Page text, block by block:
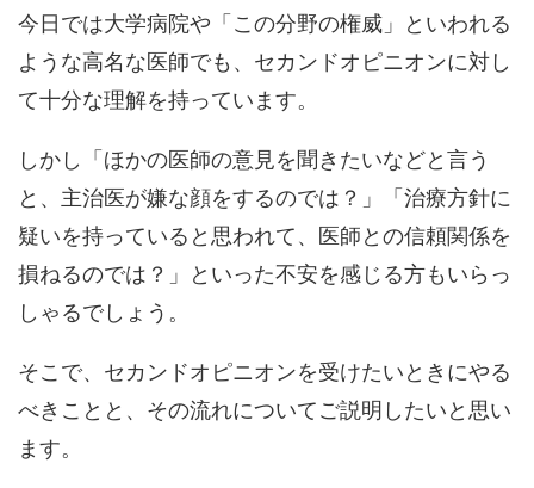
今日では大学病院や「この分野の権威」といわれる
ような高名な医師でも、セカンドオピニオンに対し
て十分な理解を持っています。
しかし「ほかの医師の意見を聞きたいなどと言う
と、主治医が嫌な顔をするのでは？」「治療方針に
疑いを持っていると思われて、医師との信頼関係を
損ねるのでは？」といった不安を感じる方もいらっ
しゃるでしょう。
そこで、セカンドオピニオンを受けたいときにやる
べきことと、その流れについてご説明したいと思い
ます。